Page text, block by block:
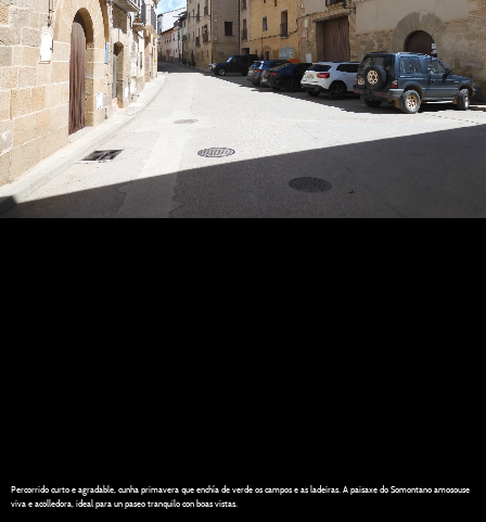
Percorrido curto e agradable, cunha primavera que enchía de verde os campos e as ladeiras. A paisaxe do Somontano amosouse
viva e acolledora, ideal para un paseo tranquilo con boas vistas.